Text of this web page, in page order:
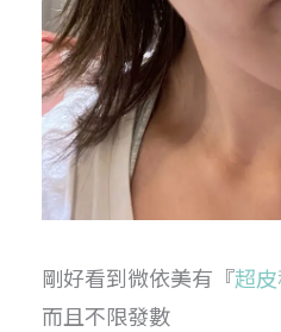
剛好看到微依美有『超
而且不限發數